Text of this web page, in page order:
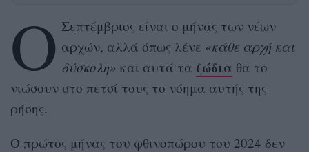
O Σεπτέμβριος είναι ο μήνας των νέων
αρχών, αλλά όπως λένε «κάθε αρχή και
δύσκολη» και αυτά τα ζώδιαθα το
νιώσουν στο πετσί τους το νόημα αυτής της
ρήσης.
Ο πρώτος μήνας του φθινοπώρου του 2024 δεν